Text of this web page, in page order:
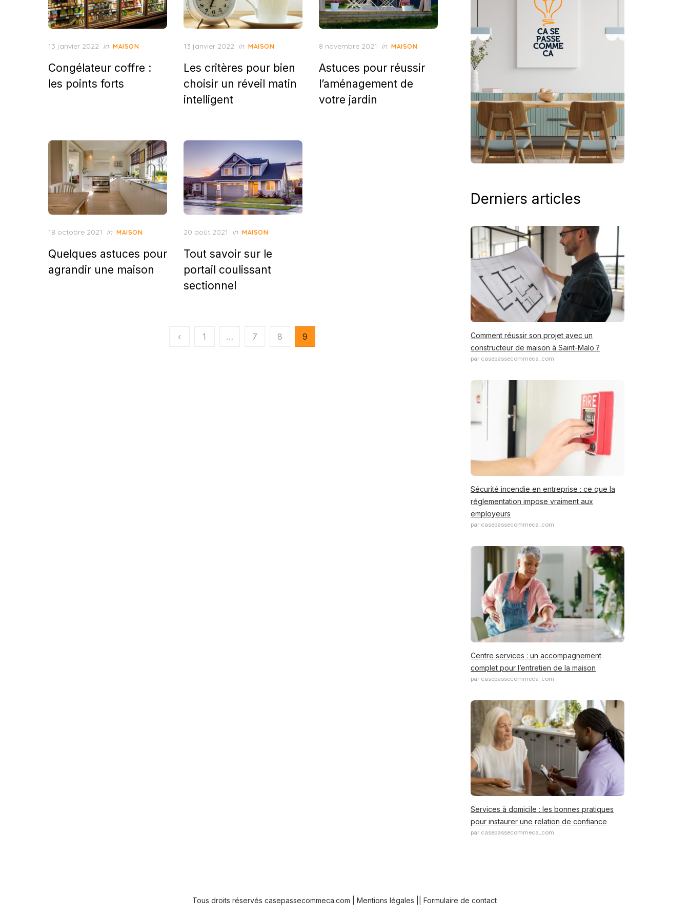
Posted
13 janvier 2022 in MAISON
Congélateur coffre :
les points forts
Posted
13 janvier 2022 in MAISON
Les critères pour bien
choisir un réveil matin
intelligent
Posted
8 novembre 2021 in MAISON
Astuces pour réussir
l’aménagement de
votre jardin
Posted
18 octobre 2021 in MAISON
Quelques astuces pour
agrandir une maison
Posted
20 août 2021 in MAISON
Tout savoir sur le
portail coulissant
sectionnel
‹ 1 … 7 8 9
Derniers articles
Comment réussir son projet avec un
constructeur de maison à Saint-Malo ?
par casepassecommeca_com
Sécurité incendie en entreprise : ce que la
réglementation impose vraiment aux
employeurs
par casepassecommeca_com
Centre services : un accompagnement
complet pour l’entretien de la maison
par casepassecommeca_com
Services à domicile : les bonnes pratiques
pour instaurer une relation de confiance
par casepassecommeca_com
Tous droits réservés casepassecommeca.com | Mentions légales Formulaire de contact